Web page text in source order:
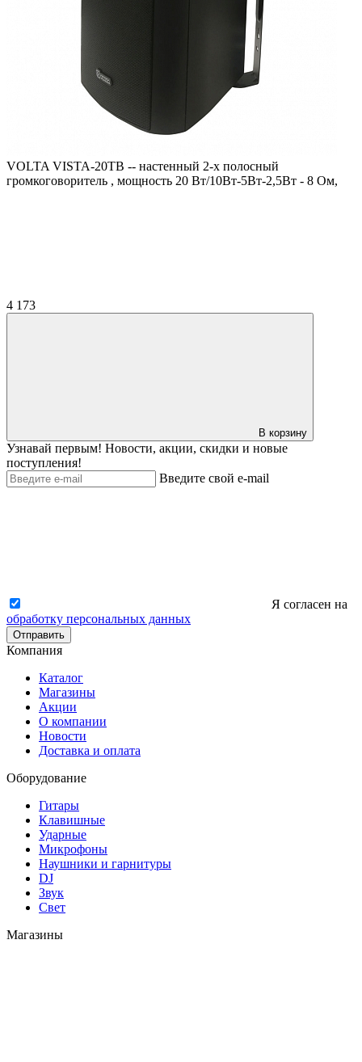
VOLTA VISTA-20TB -- настенный 2-х полосный
громкоговоритель , мощность 20 Вт/10Вт-5Вт-2,5Вт - 8 Ом,
4 173
В корзину
Узнавай первым! Новости, акции, скидки и новые
поступления!
Введите свой e-mail
Я согласен на
обработку персональных данных
Отправить
Компания
Каталог
Магазины
Акции
О компании
Новости
Доставка и оплата
Оборудование
Гитары
Клавишные
Ударные
Микрофоны
Наушники и гарнитуры
DJ
Звук
Свет
Магазины